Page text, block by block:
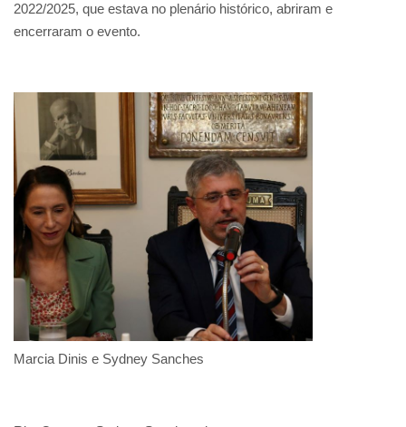
2022/2025, que estava no plenário histórico, abriram e
encerraram o evento.
Marcia Dinis e Sydney Sanches